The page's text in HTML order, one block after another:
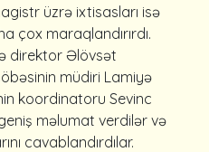
üzrə ixtisasları isə
çox maraqlandırırdı.
direktor Əlövsət
müdiri Lamiyə
koordinatoru Sevinc
məlumat verdilər və
cavablandırdılar.